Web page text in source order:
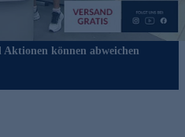
Aktionen können abweichen